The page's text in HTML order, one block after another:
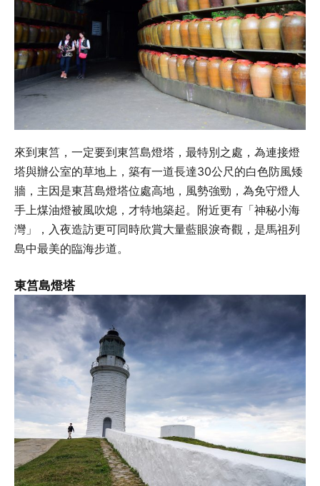
來到東筥，一定要到東筥島燈塔，最特別之處，為連接燈
塔與辦公室的草地上，築有一道長達30公尺的白色防風矮
牆，主因是東莒島燈塔位處高地，風勢強勁，為免守燈人
手上煤油燈被風吹熄，才特地築起。附近更有「神秘小海
灣」，入夜造訪更可同時欣賞大量藍眼淚奇觀，是馬祖列
島中最美的臨海步道。
東筥島燈塔